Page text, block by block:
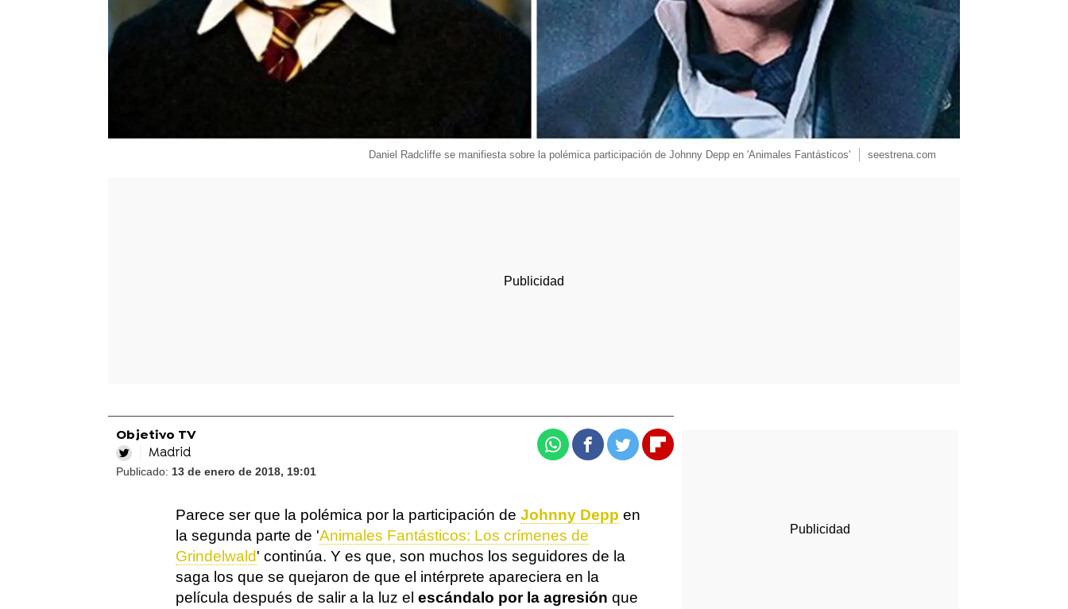
Daniel Radcliffe se manifiesta sobre la polémica participación de Johnny Depp en 'Animales Fantásticos' seestrena.com
Objetivo TV
Madrid
Publicado: 13 de enero de 2018, 19:01
WhatsappFacebook
TwitterFlipboard
Parece ser que la polémica por la participación de Johnny Depp en
la segunda parte de 'Animales Fantásticos: Los crímenes de
Grindelwald' continúa. Y es que, son muchos los seguidores de la
saga los que se quejaron de que el intérprete apareciera en la
película después de salir a la luz el escándalo por la agresión que